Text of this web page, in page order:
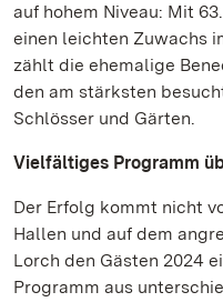
auf hohem Niveau: Mit
einen leichten Zuwachs
zählt die ehemalige
den am stärksten
Schlösser und Gärten.
Vielfältiges Programm
Der Erfolg kommt nicht
Hallen und auf dem
Lorch den Gästen 2024
Programm aus